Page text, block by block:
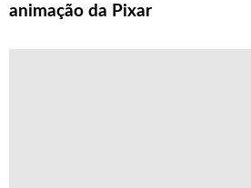
animação da Pixar